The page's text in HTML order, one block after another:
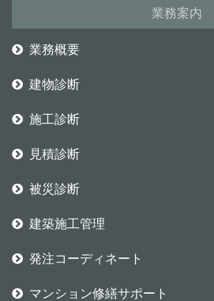
業務案内
業務概要
建物診断
施工診断
見積診断
被災診断
建築施工管理
発注コーディネート
マンション修繕サポート